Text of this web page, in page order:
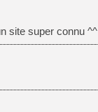
site super connu ^^